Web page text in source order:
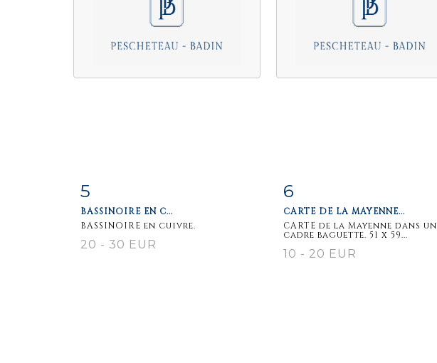
5
BASSINOIRE EN C...
BASSINOIRE en cuivre.
20 - 30 EUR
6
CARTE DE LA MAYENNE...
CARTE de la Mayenne dans un
cadre baguette. 51 x 59...
10 - 20 EUR